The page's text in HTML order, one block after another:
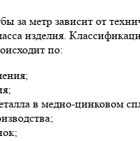
за метр зависит от
изделия.
по:
в медно-цинковом